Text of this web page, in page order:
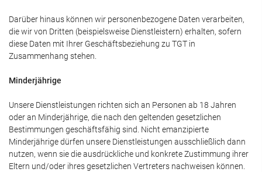
Darüber hinaus können wir personenbezogene Daten verarbeiten,
die wir von Dritten (beispielsweise Dienstleistern) erhalten, sofern
diese Daten mit Ihrer Geschäftsbeziehung zu TGT in
Zusammenhang stehen.
Minderjährige
Unsere Dienstleistungen richten sich an Personen ab 18 Jahren
oder an Minderjährige, die nach den geltenden gesetzlichen
Bestimmungen geschäftsfähig sind. Nicht emanzipierte
Minderjährige dürfen unsere Dienstleistungen ausschließlich dann
nutzen, wenn sie die ausdrückliche und konkrete Zustimmung ihrer
Eltern und/oder ihres gesetzlichen Vertreters nachweisen können.